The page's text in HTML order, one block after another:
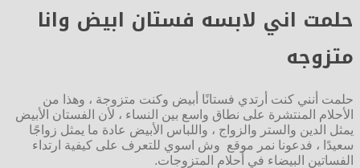
حلمت اني لابسه فستان ابيض وانا
متزوجه
حلمت أنني كنت أرتدي فستانًا أبيض وكنت متزوجة ، وهذا من
الأحلام المنتشرة على نطاق واسع بين النساء ، لأن الفستان الأبيض
يمثل الدين والستر والزواج ، واللباس الأبيض عادة ما يمثل زواجًا
سعيدًا ، فدعونا نمر موقع وش اسوي للتعرف على كيفية ارتداء
الفساتين البيضاء في أحلام المتزوجات.